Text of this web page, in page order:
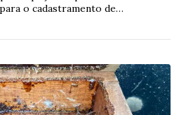
o cadastramento de